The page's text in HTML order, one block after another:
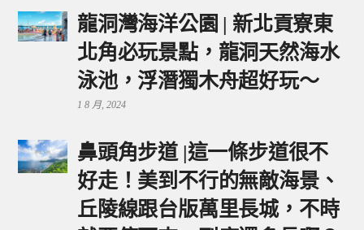
龍洞灣海洋公園 | 新北貢寮東
北角必玩景點，龍洞天然海水
泳池，浮潛獨木舟超好玩～
1 8 月, 2024
鼻頭角步道 |這一條步道很不
好走！美到不行的無敵海景、
丘陵線跟台版萬里長城，不時